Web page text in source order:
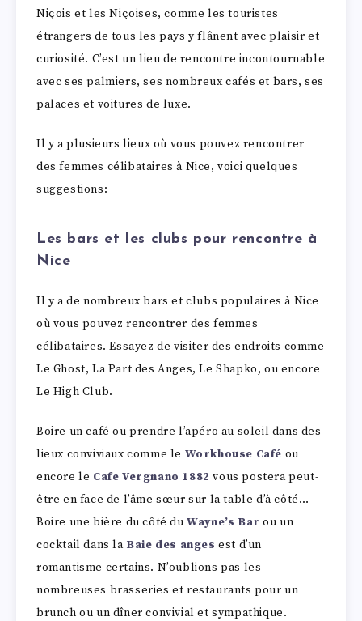
Niçois et les Niçoises, comme les touristes
étrangers de tous les pays y flânent avec plaisir et
curiosité. C’est un lieu de rencontre incontournable
avec ses palmiers, ses nombreux cafés et bars, ses
palaces et voitures de luxe.
Il y a plusieurs lieux où vous pouvez rencontrer
des femmes célibataires à Nice, voici quelques
suggestions:
Les bars et les clubs pour rencontre à
Nice
Il y a de nombreux bars et clubs populaires à Nice
où vous pouvez rencontrer des femmes
célibataires. Essayez de visiter des endroits comme
Le Ghost, La Part des Anges, Le Shapko, ou encore
Le High Club.
Boire un café ou prendre l’apéro au soleil dans des
lieux conviviaux comme le Workhouse Café ou
encore le Cafe Vergnano 1882 vous postera peut-
être en face de l’âme sœur sur la table d’à côté…
Boire une bière du côté duWayne’s Bar ou un
cocktail dans laBaie des angesest d’un
romantisme certains. N’oublions pas les
nombreuses brasseries et restaurants pour un
brunch ou un dîner convivial et sympathique.